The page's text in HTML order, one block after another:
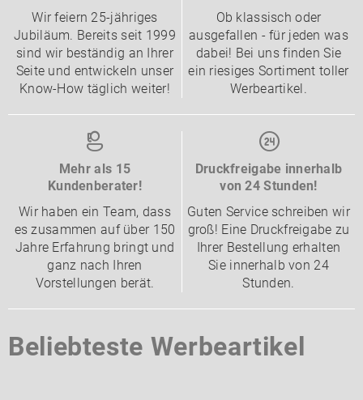
Wir feiern 25-jähriges
Jubiläum. Bereits seit 1999
sind wir beständig an Ihrer
Seite und entwickeln unser
Know-How täglich weiter!
Ob klassisch oder
ausgefallen - für jeden was
dabei! Bei uns finden Sie
ein riesiges Sortiment toller
Werbeartikel.
Mehr als 15
Kundenberater!
Wir haben ein Team, dass
es zusammen auf über 150
Jahre Erfahrung bringt und
ganz nach Ihren
Vorstellungen berät.
Druckfreigabe innerhalb
von 24 Stunden!
Guten Service schreiben wir
groß! Eine Druckfreigabe zu
Ihrer Bestellung erhalten
Sie innerhalb von 24
Stunden.
Beliebteste Werbeartikel